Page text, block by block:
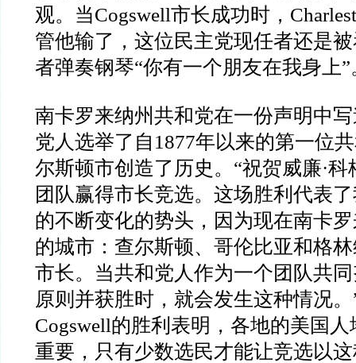
观。当Cogswell市长成功时，
管他输了，这位民主党现任者还是
者弹奏钢琴“你有一个朋友在我身上”
南卡罗来纳州共和党在一份声明中
党人选举了自1877年以来的第一位
尔斯顿市创造了历史。“祝贺威廉·
团队赢得市长竞选。这场胜利代表
的不断变化的势头，因为现在南卡
的城市：查尔斯顿、哥伦比亚和格
市长。当共和党人作为一个团队共
原则并获胜时，就会发生这种情况。
Cogswell的胜利表明，各地的美国
重要，只有少数选民才能让竞选以